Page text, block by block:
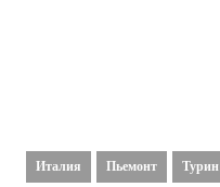
Италия Пьемонт Турин